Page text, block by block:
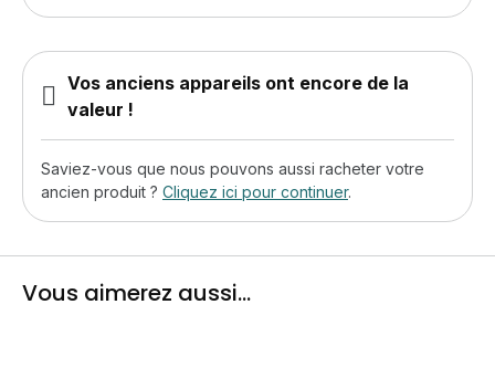
Vos anciens appareils ont encore de la
valeur !
Saviez-vous que nous pouvons aussi racheter votre
ancien produit ? Cliquez ici pour continuer.
Vous aimerez aussi...